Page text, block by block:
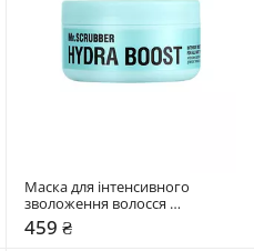
Маска для інтенсивного
зволоження волосся
Mr.SCRUBBER Hydra Boost
459 ₴